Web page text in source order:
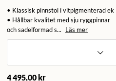
• Klassisk pinnstol i vitpigmenterad ek
• Hållbar kvalitet med sju ryggpinnar
och sadelformad s...
Läs mer
4 495,00 kr